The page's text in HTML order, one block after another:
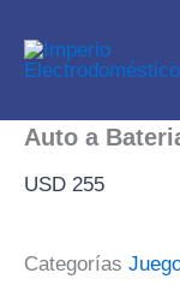
contenido
Auto a
USD 255
Categorías